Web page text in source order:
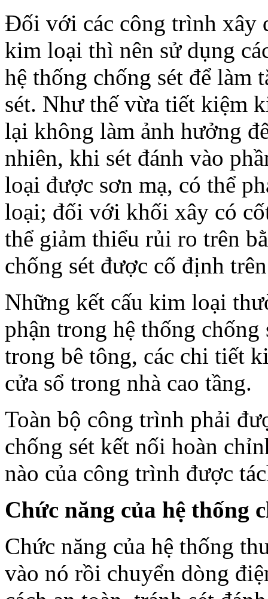
Đối với các công trình xây
kim loại thì nên sử dụng
hệ thống chống sét để làm
sét. Như thế vừa tiết kiệm
lại không làm ảnh hưởng
nhiên, khi sét đánh vào
loại được sơn mạ, có thể
loại; đối với khối xây có
thể giảm thiểu rủi ro trên
chống sét được cố định
Những kết cấu kim loại
phận trong hệ thống
trong bê tông, các chi tiết
cửa sổ trong nhà cao tầng.
Toàn bộ công trình phải
chống sét kết nối hoàn
nào của công trình được
Chức năng của hệ thống
Chức năng của hệ thống
vào nó rồi chuyển dòng